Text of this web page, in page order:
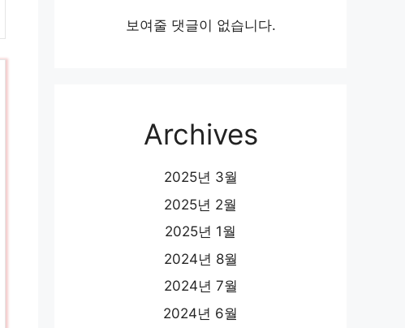
보여줄 댓글이 없습니다.
Archives
2025년 3월
2025년 2월
2025년 1월
2024년 8월
2024년 7월
2024년 6월